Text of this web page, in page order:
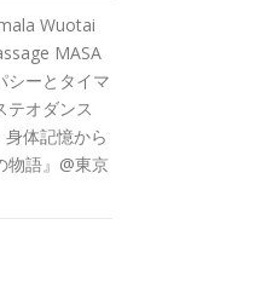
Wuotai
MASA
シーとタイマ
テオダンス
体記憶から
物語』@東京